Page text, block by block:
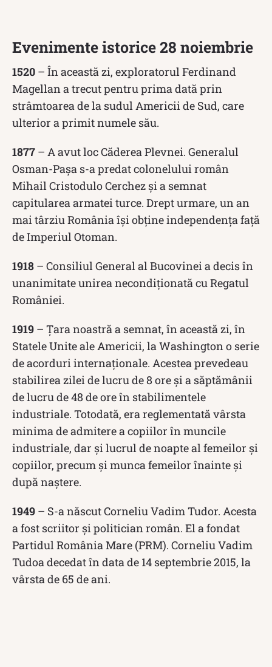
Evenimente istorice 28 noiembrie
1520 – În această zi, exploratorul Ferdinand
Magellan a trecut pentru prima dată prin
strâmtoarea de la sudul Americii de Sud, care
ulterior a primit numele său.
1877 – A avut loc Căderea Plevnei. Generalul
Osman-Pașa s-a predat colonelului român
Mihail Cristodulo Cerchez și a semnat
capitularea armatei turce. Drept urmare, un an
mai târziu România își obține independența față
de Imperiul Otoman.
1918 – Consiliul General al Bucovinei a decis în
unanimitate unirea necondiționată cu Regatul
României.
1919 – Țara noastră a semnat, în această zi, în
Statele Unite ale Americii, la Washington o serie
de acorduri internaționale. Acestea prevedeau
stabilirea zilei de lucru de 8 ore și a săptămânii
de lucru de 48 de ore în stabilimentele
industriale. Totodată, era reglementată vârsta
minima de admitere a copiilor în muncile
industriale, dar și lucrul de noapte al femeilor și
copiilor, precum și munca femeilor înainte și
după naștere.
1949 – S-a născut Corneliu Vadim Tudor. Acesta
a fost scriitor și politician român. El a fondat
Partidul România Mare (PRM). Corneliu Vadim
Tudoa decedat în data de 14 septembrie 2015, la
vârsta de 65 de ani.